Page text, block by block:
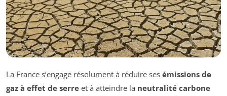
La France s’engage résolument à réduire ses émissions de
gaz à effet de serre et à atteindre la neutralité carbone